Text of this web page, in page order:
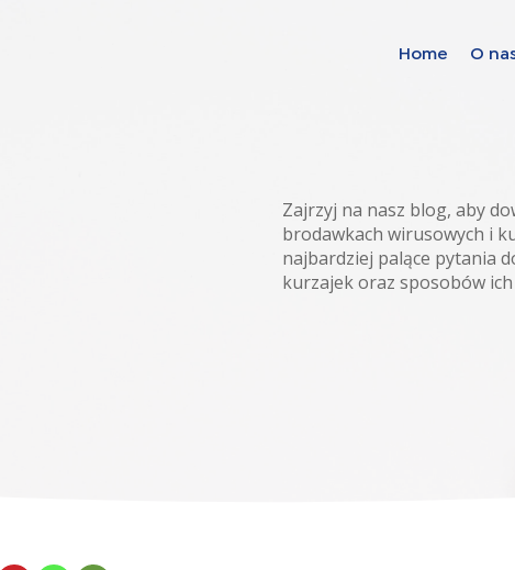
Home O
Zajrzyj na nasz blog, aby
brodawkach wirusowych i
najbardziej palące pytania
kurzajek oraz sposobów ich
Choose your